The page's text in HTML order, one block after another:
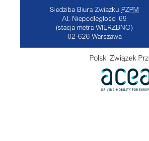
Siedziba Biura Związku PZPM
Al. Niepodległości 69
(stacja metra WIERZBNO)
02-626 Warszawa
Polski Związek